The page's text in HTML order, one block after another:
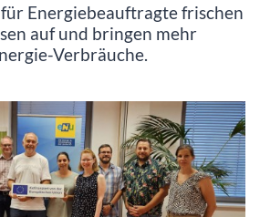
Energiebeauftragte frischen
auf und bringen mehr
Verbräuche.